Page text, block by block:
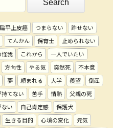
扁平上皮癌 つまらない
許せない
てんかん 保育士
止められない
怪我 これから
一人でいたい
方向性 やる気 突然死
不本意
夢 頼まれる 大学 羨望
倒産
てない 苦手 情熱
父親の死
い 自己肯定感
保護犬
生きる目的 心境の変化
元気